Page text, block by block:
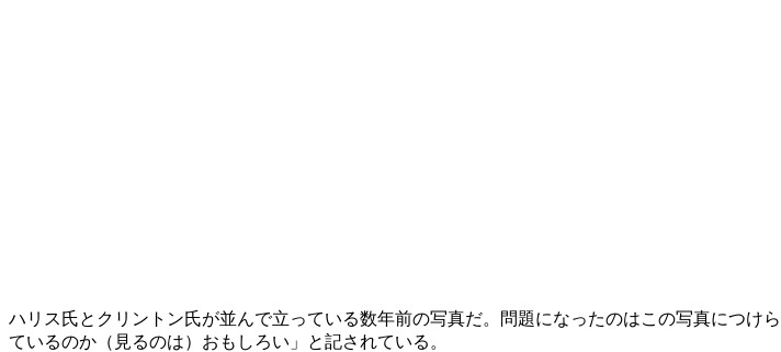
ハリス氏とクリントン氏が並んで立っている数年前の写真だ。問題になったのはこの写真につ
ているのか（見るのは）おもしろい」と記されている。